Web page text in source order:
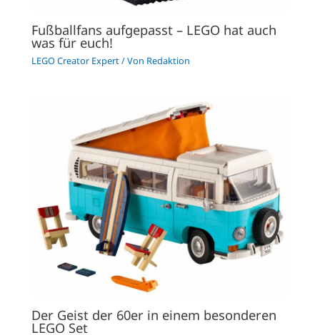
Fußballfans aufgepasst – LEGO hat auch
was für euch!
LEGO Creator Expert/ Von Redaktion
Der Geist der 60er in einem besonderen
LEGO Set